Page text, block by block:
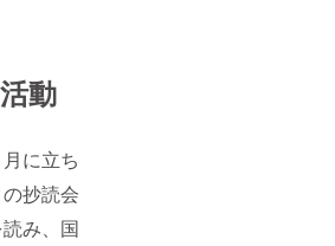
動
に立ち
抄読会
み、国